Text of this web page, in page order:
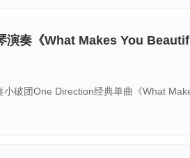
演奏《What Makes You
小破团One Direction经典单曲《What